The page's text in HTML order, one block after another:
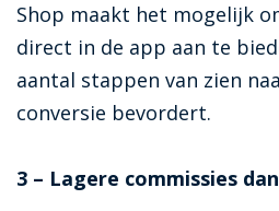
Shop maakt het mogelijk
direct in de app aan te
aantal stappen van zien
conversie bevordert.
3 – Lagere commissies